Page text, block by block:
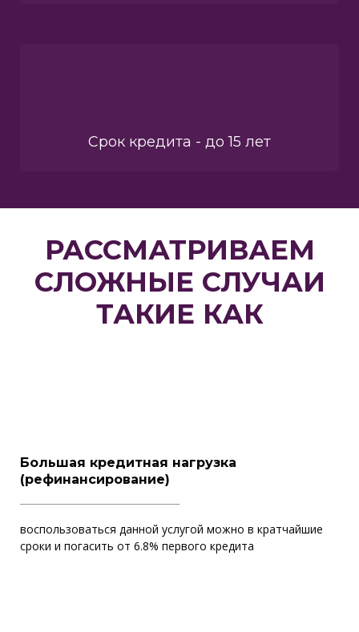
Срок кредита - до 15 лет
РАССМАТРИВАЕМ
СЛОЖНЫЕ СЛУЧАИ
ТАКИЕ КАК
Большая кредитная нагрузка
(рефинансирование)
воспользоваться данной услугой можно в кратчайшие
сроки и погасить от 6.8% первого кредита